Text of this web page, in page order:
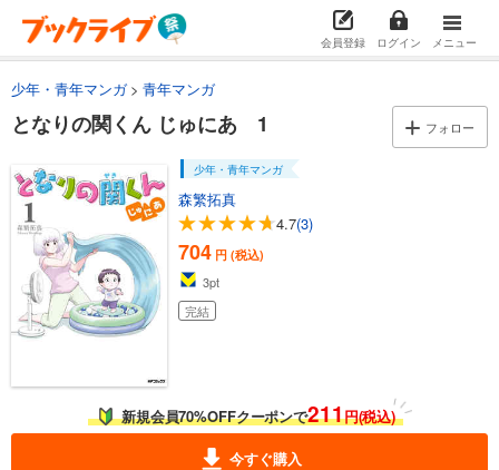
会員登録 ログイン メニュー
少年・青年マンガ 青年マンガ
となりの関くん じゅにあ 1 フォロー
少年・青年マンガ
森繁拓真
4.7(3)
704 円 (税込)
3pt
完結
新規会員70%OFFクーポンで211円(税込)
今すぐ購入